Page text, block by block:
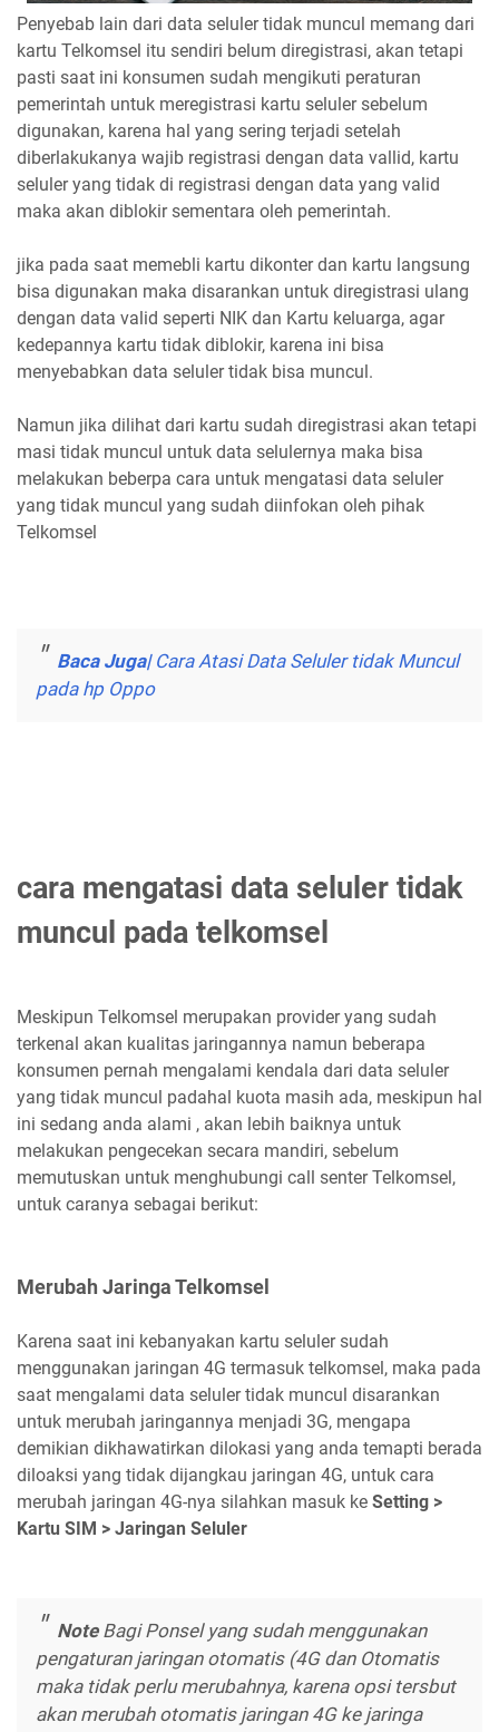
Penyebab lain dari data seluler tidak muncul memang dari
kartu Telkomsel itu sendiri belum diregistrasi, akan tetapi
pasti saat ini konsumen sudah mengikuti peraturan
pemerintah untuk meregistrasi kartu seluler sebelum
digunakan, karena hal yang sering terjadi setelah
diberlakukanya wajib registrasi dengan data vallid, kartu
seluler yang tidak di registrasi dengan data yang valid
maka akan diblokir sementara oleh pemerintah.
jika pada saat memebli kartu dikonter dan kartu langsung
bisa digunakan maka disarankan untuk diregistrasi ulang
dengan data valid seperti NIK dan Kartu keluarga, agar
kedepannya kartu tidak diblokir, karena ini bisa
menyebabkan data seluler tidak bisa muncul.
Namun jika dilihat dari kartu sudah diregistrasi akan tetapi
masi tidak muncul untuk data selulernya maka bisa
melakukan beberpa cara untuk mengatasi data seluler
yang tidak muncul yang sudah diinfokan oleh pihak
Telkomsel
Baca Juga| Cara Atasi Data Seluler tidak Muncul
pada hp Oppo
cara mengatasi data seluler tidak
muncul pada telkomsel
Meskipun Telkomsel merupakan provider yang sudah
terkenal akan kualitas jaringannya namun beberapa
konsumen pernah mengalami kendala dari data seluler
yang tidak muncul padahal kuota masih ada, meskipun hal
ini sedang anda alami , akan lebih baiknya untuk
melakukan pengecekan secara mandiri, sebelum
memutuskan untuk menghubungi call senter Telkomsel,
untuk caranya sebagai berikut:
Merubah Jaringa Telkomsel
Karena saat ini kebanyakan kartu seluler sudah
menggunakan jaringan 4G termasuk telkomsel, maka pada
saat mengalami data seluler tidak muncul disarankan
untuk merubah jaringannya menjadi 3G, mengapa
demikian dikhawatirkan dilokasi yang anda temapti berada
diloaksi yang tidak dijangkau jaringan 4G, untuk cara
merubah jaringan 4G-nya silahkan masuk ke Setting >
Kartu SIM > Jaringan Seluler
NoteBagi Ponsel yang sudah menggunakan
pengaturan jaringan otomatis (4G dan Otomatis
maka tidak perlu merubahnya, karena opsi tersbut
akan merubah otomatis jaringan 4G ke jaringa